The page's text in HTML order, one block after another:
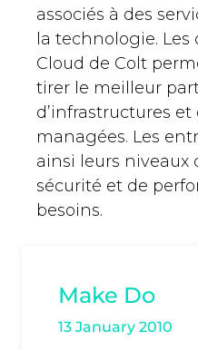
associés à des
la technologie. Les
Cloud de Colt
tirer le meilleur
d’infrastructures et
managées. Les
ainsi leurs niveaux
sécurité et de
besoins.
Make Do
13 January 2010